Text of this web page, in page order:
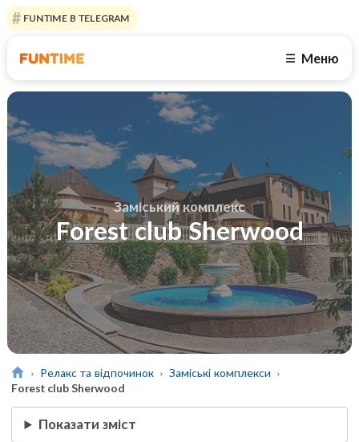
FUNTIME В TELEGRAM
☰ Меню
Заміський комплекс
Forest club Sherwood
Релакс та відпочинок
Заміські комплекси
Forest club Sherwood
Показати зміст